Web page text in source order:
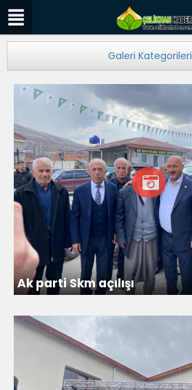
Galeri Kategorileri
Ak parti Skm açılışı